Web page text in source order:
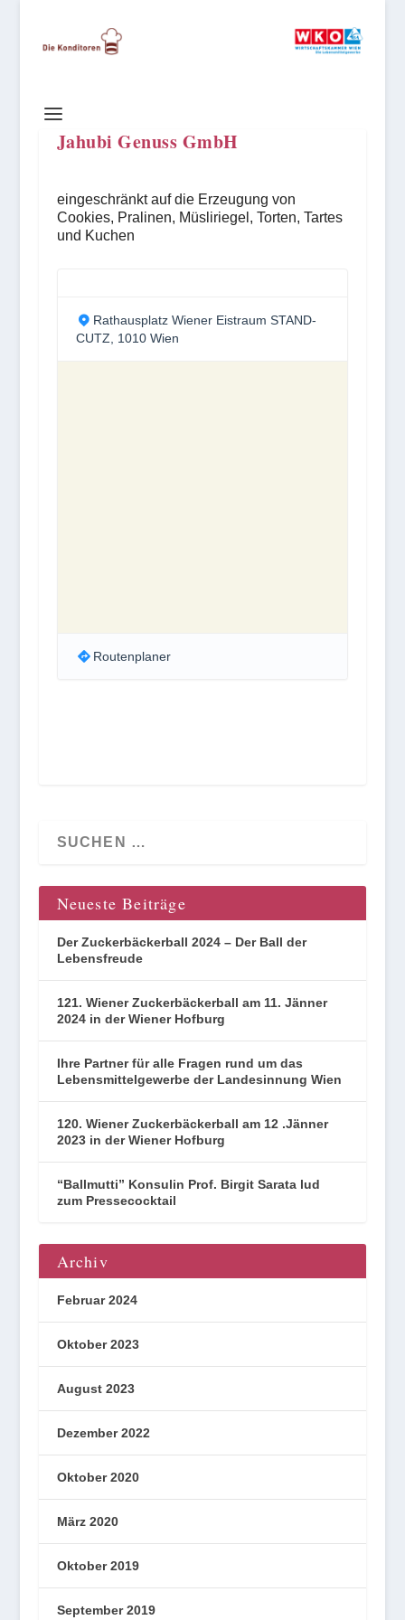
Jahubi Genuss GmbH
eingeschränkt auf die Erzeugung von
Cookies, Pralinen, Müsliriegel, Torten, Tartes
und Kuchen
Rathausplatz Wiener Eistraum STAND-
CUTZ, 1010 Wien
Routenplaner
Neueste Beiträge
Der Zuckerbäckerball 2024 – Der Ball der
Lebensfreude
121. Wiener Zuckerbäckerball am 11. Jänner
2024 in der Wiener Hofburg
Ihre Partner für alle Fragen rund um das
Lebensmittelgewerbe der Landesinnung Wien
120. Wiener Zuckerbäckerball am 12 .Jänner
2023 in der Wiener Hofburg
“Ballmutti” Konsulin Prof. Birgit Sarata lud
zum Pressecocktail
Archiv
Februar 2024
Oktober 2023
August 2023
Dezember 2022
Oktober 2020
März 2020
Oktober 2019
September 2019